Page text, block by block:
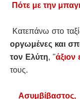
Πότε με την
Κατεπάνω στο
οργωμένες και
τον Ελύτη, "άξιον
τους.